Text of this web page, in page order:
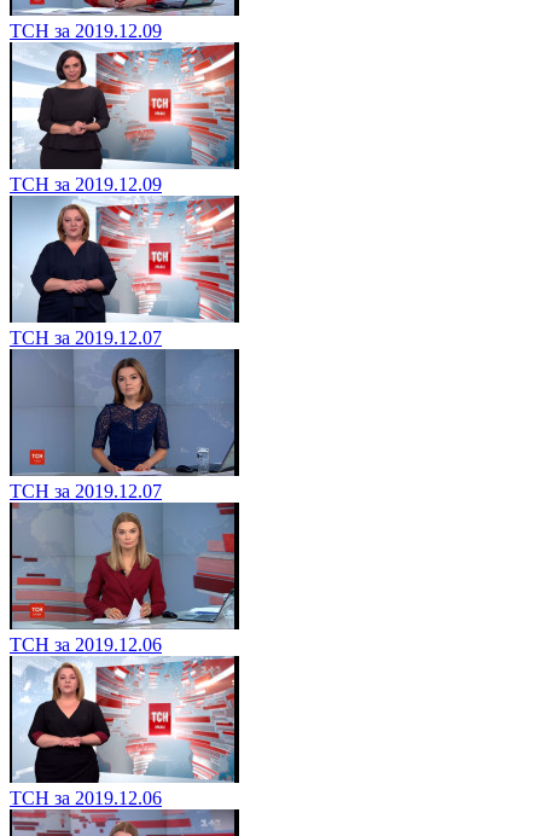
ТСН за 2019.12.09
ТСН за 2019.12.09
ТСН за 2019.12.07
ТСН за 2019.12.07
ТСН за 2019.12.06
ТСН за 2019.12.06